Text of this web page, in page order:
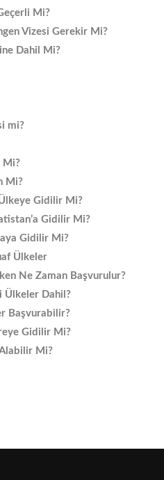
Mi?
Vizesi Gerekir Mi?
Dahil Mi?
mi?
Mi?
Mi?
Gidilir Mi?
Gidilir Mi?
Gidilir Mi?
Ülkeler
Ne Zaman Başvurulur?
Ülkeler Dahil?
Başvurabilir?
Gidilir Mi?
Mi?